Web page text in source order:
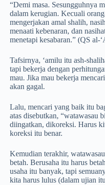
“Demi masa. Sesungguhnya
dalam kerugian. Kecuali
mengerjakan amal shalih,
menaati kebenaran, dan
menetapi kesabaran.” (QS al-
Tafsirnya, ‘amilu itu ash-
tapi bekerja dengan
mau. Jika mau bekerja
akan gagal.
Lalu, mencari yang baik itu
atas disebutkan, “watawasau
diingatkan, dikoreksi. Harus
koreksi itu benar.
Kemudian terakhir,
betah. Berusaha itu harus
usaha itu banyak, tapi
kita harus lulus (dalam ujian